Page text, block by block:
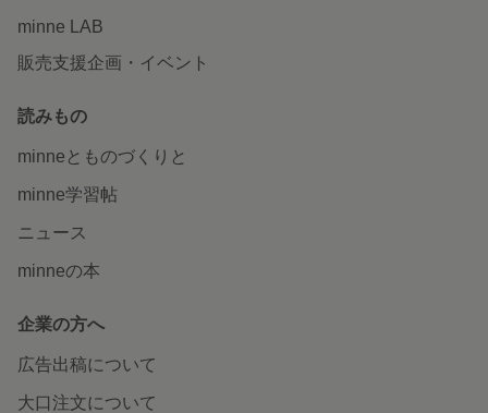
minne LAB
販売支援企画・イベント
読みもの
minneとものづくりと
minne学習帖
ニュース
minneの本
企業の方へ
広告出稿について
大口注文について